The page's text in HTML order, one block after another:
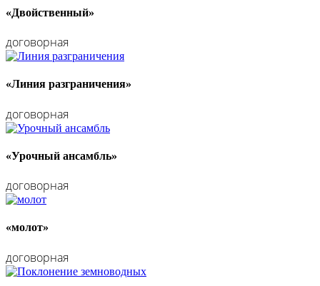
«Двойственный»
договорная
«Линия разграничения»
договорная
«Урочный ансамбль»
договорная
«молот»
договорная